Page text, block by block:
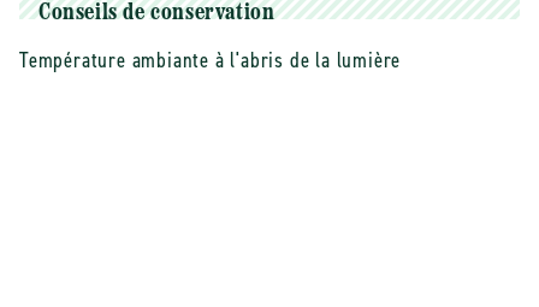
Conseils de conservation
Température ambiante à l'abris de la lumière